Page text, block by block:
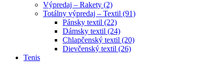
Výpredaj – Rakety (2)
Totálny výpredaj – Textil (91)
Pánsky textil (22)
Dámsky textil (24)
Chlapčenský textil (20)
Dievčenský textil (26)
Tenis